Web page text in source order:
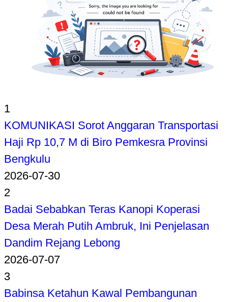
1
KOMUNIKASI Sorot Anggaran Transportasi
Haji Rp 10,7 M di Biro Pemkesra Provinsi
Bengkulu
2026-07-30
2
Badai Sebabkan Teras Kanopi Koperasi
Desa Merah Putih Ambruk, Ini Penjelasan
Dandim Rejang Lebong
2026-07-07
3
Babinsa Ketahun Kawal Pembangunan